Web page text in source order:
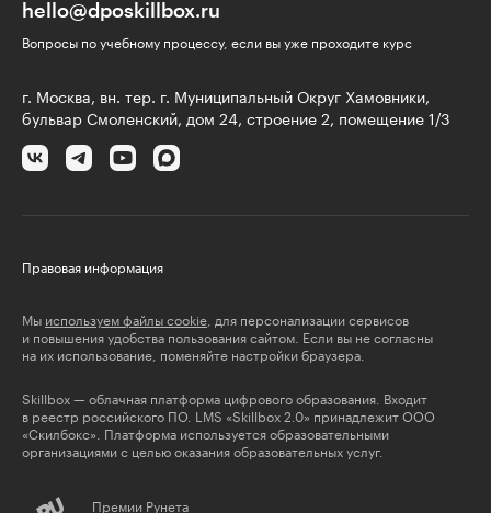
hello@dposkillbox.ru
Вопросы по учебному процессу, если вы уже проходите курс
г. Москва, вн. тер. г. Муниципальный Округ Хамовники,
бульвар Смоленский, дом 24, строение 2, помещение 1/3
Правовая информация
Мы используем файлы cookie , для персонализации сервисов
и повышения удобства пользования сайтом. Если вы не согласны
на их использование, поменяйте настройки браузера.
Skillbox — облачная платформа цифрового образования. Входит
в реестр российского ПО. LMS «Skillbox 2.0» принадлежит ООО
«Скилбокс». Платформа используется образовательными
организациями с целью оказания образовательных услуг.
Премии Рунета